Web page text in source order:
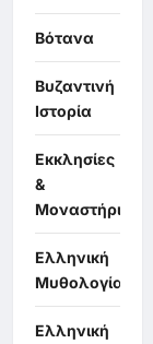
Βότανα
Βυζαντινή
Ιστορία
Εκκλησίες
&
Μοναστήρια
Ελληνική
Μυθολογία
Ελληνική